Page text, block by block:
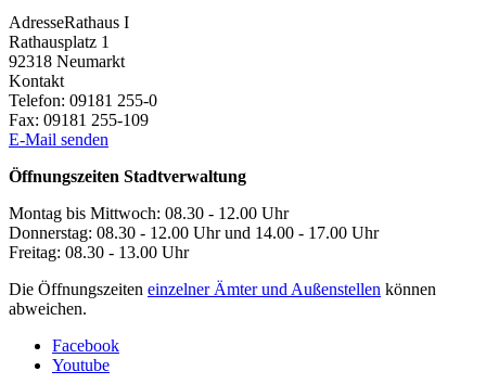
AdresseRathaus I
Rathausplatz 1
92318 Neumarkt
Kontakt
Telefon: 09181 255-0
Fax: 09181 255-109
E-Mail senden
Öffnungszeiten Stadtverwaltung
Montag bis Mittwoch: 08.30 - 12.00 Uhr
Donnerstag: 08.30 - 12.00 Uhr und 14.00 - 17.00 Uhr
Freitag: 08.30 - 13.00 Uhr
Die Öffnungszeiten einzelner Ämter und Außenstellen können
abweichen.
Facebook
Youtube